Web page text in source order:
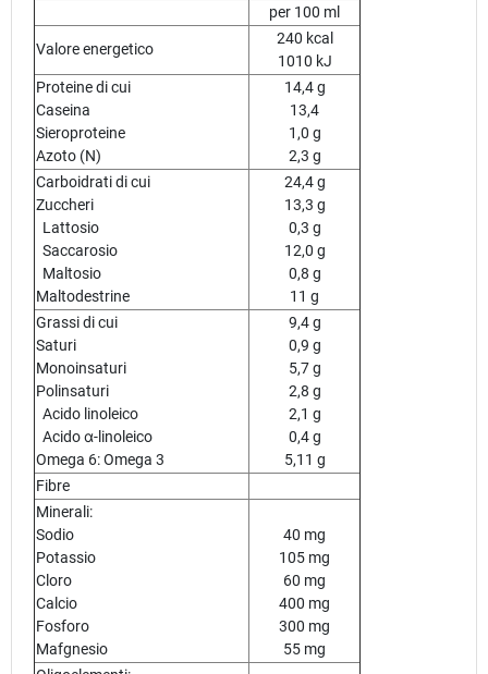
per 100 ml
Valore energetico
240 kcal
1010 kJ
Proteine di cui
Caseina
Sieroproteine
Azoto (N)
14,4 g
13,4
1,0 g
2,3 g
Carboidrati di cui
Zuccheri
Lattosio
Saccarosio
Maltosio
Maltodestrine
24,4 g
13,3 g
0,3 g
12,0 g
0,8 g
11 g
Grassi di cui
Saturi
Monoinsaturi
Polinsaturi
Acido linoleico
Acido α-linoleico
Omega 6: Omega 3
9,4 g
0,9 g
5,7 g
2,8 g
2,1 g
0,4 g
5,11 g
Fibre
Minerali:
Sodio
Potassio
Cloro
Calcio
Fosforo
Mafgnesio
40 mg
105 mg
60 mg
400 mg
300 mg
55 mg